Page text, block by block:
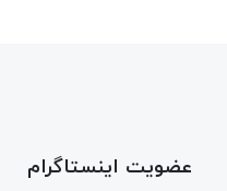
عضویت اینستاگرام